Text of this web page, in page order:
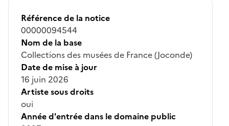
Référence de la notice
00000094544
Nom de la base
Collections des musées de France (Joconde)
Date de mise à jour
16 juin 2026
Artiste sous droits
oui
Année d'entrée dans le domaine public